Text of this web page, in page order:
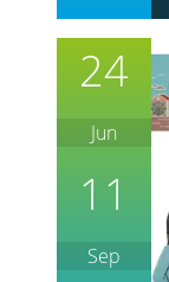
24
Jun
11
Sep